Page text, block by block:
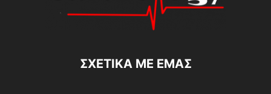
ΣΧΕΤΙΚΆ ΜΕ ΕΜΆΣ